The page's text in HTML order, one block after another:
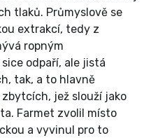
tlaků. Průmyslově se
extrakcí, tedy z
ropným
odpaří, ale jistá
tak, a to hlavně
jež slouží jako
Farmet zvolil místo
a vyvinul pro to